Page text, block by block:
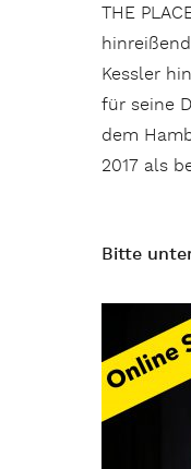
THE
Kessler
für seine
dem
2017 als
Bitte